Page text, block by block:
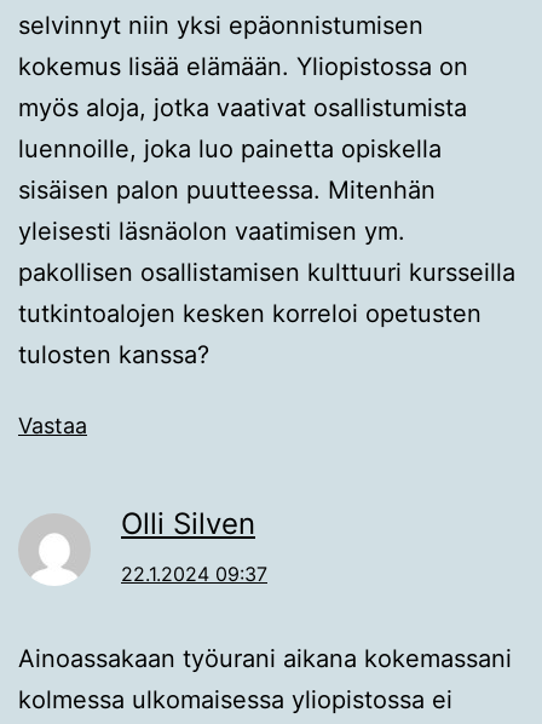
selvinnyt niin yksi epäonnistumisen
kokemus lisää elämään. Yliopistossa on
myös aloja, jotka vaativat osallistumista
luennoille, joka luo painetta opiskella
sisäisen palon puutteessa. Mitenhän
yleisesti läsnäolon vaatimisen ym.
pakollisen osallistamisen kulttuuri kursseilla
tutkintoalojen kesken korreloi opetusten
tulosten kanssa?
Vastaa
Olli Silven
22.1.2024 09:37
Ainoassakaan työurani aikana kokemassani
kolmessa ulkomaisessa yliopistossa ei